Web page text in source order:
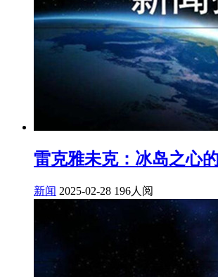
雷克雅未克：冰岛之心
新闻 2025-02-28 196人阅